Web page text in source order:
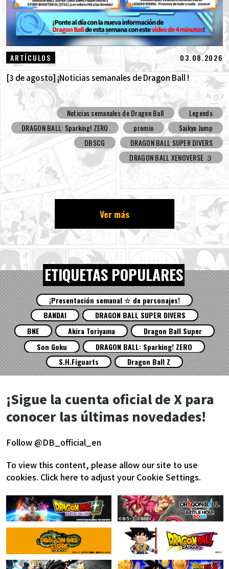
ARTÍCULOS 03.08.2026
[3 de agosto] ¡Noticias semanales de Dragon Ball !
Noticias semanales de Dragon Ball
Legends
DRAGON BALL: Sparking! ZERO
premio
Saikyo Jump
DBSCG
DRAGON BALL SUPER DIVERS
DRAGON BALL XENOVERSE ３
Ver más
ETIQUETAS POPULARES
¡Presentación semanal ☆ de personajes!
BANDAI
DRAGON BALL SUPER DIVERS
BNE
Akira Toriyama
Dragon Ball Super
Son Goku
DRAGON BALL: Sparking! ZERO
S.H.Figuarts
Dragon Ball Z
¡Sigue la cuenta oficial de X para
conocer las últimas novedades!
Follow @DB_official_en
To view this content, please allow our site to use
cookies. Click here to adjust your Cookie Settings.